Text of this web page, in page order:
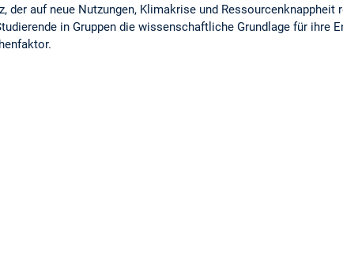
der auf neue Nutzungen, Klimakrise und Ressourcenknappheit
in Gruppen die wissenschaftliche Grundlage für ihre